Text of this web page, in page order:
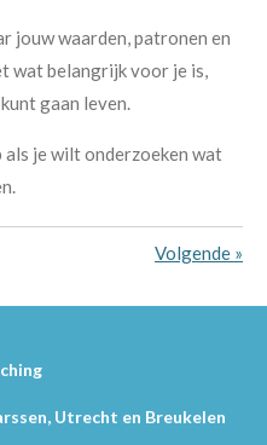
jouw waarden, patronen en
wat belangrijk voor je is,
gaan leven.
als je wilt onderzoeken wat
Volgende »
Utrecht en Breukelen